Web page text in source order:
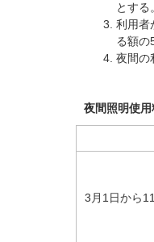
とする。
利用者
る額の
夜間の
夜間照明使用
3月1日から